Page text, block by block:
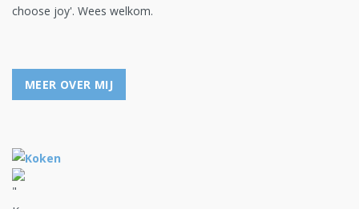
choose joy'. Wees welkom.
MEER OVER MIJ